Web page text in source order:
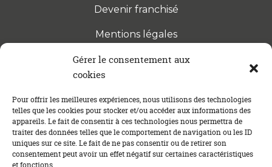
Gérer le consentement aux
cookies
Pour offrir les meilleures expériences, nous utilisons des technologies
telles que les cookies pour stocker et/ou accéder aux informations des
appareils. Le fait de consentir à ces technologies nous permettra de
traiter des données telles que le comportement de navigation ou les ID
uniques sur ce site. Le fait de ne pas consentir ou de retirer son
consentement peut avoir un effet négatif sur certaines caractéristiques
et fonctions.
Devenir franchisé
Mentions légales
S’INSCRIRE À LA NEWSLETTER
Abonnez-vous à notre newsletter pour être tenu au
courant des dernières actualités concernant le
crédit immobilier !